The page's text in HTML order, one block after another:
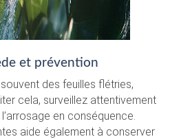
et prévention
des feuilles flétries,
cela, surveillez attentivement
en conséquence.
aide également à conserver